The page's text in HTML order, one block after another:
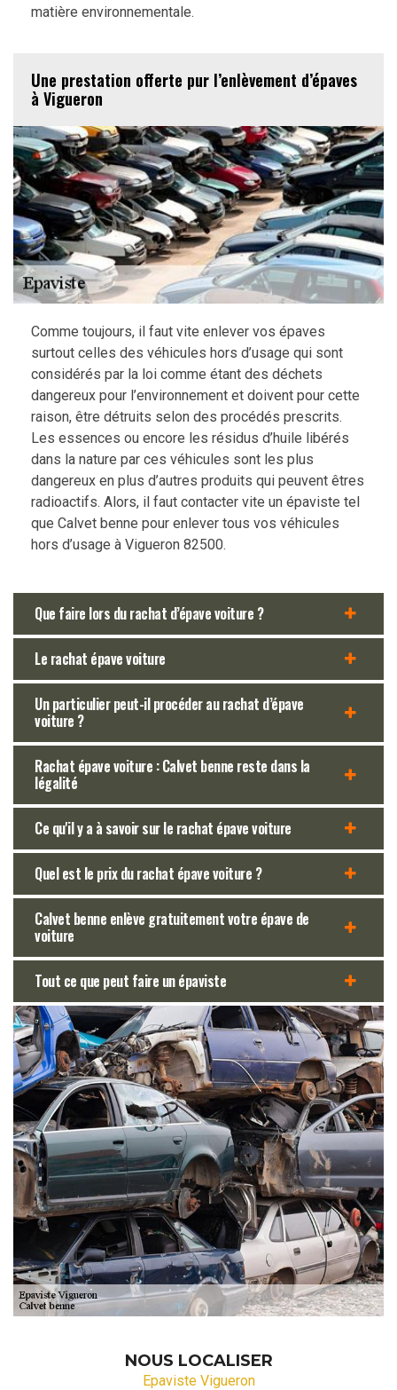
matière environnementale.
Une prestation offerte pur l’enlèvement d’épaves
à Vigueron
Comme toujours, il faut vite enlever vos épaves
surtout celles des véhicules hors d’usage qui sont
considérés par la loi comme étant des déchets
dangereux pour l’environnement et doivent pour cette
raison, être détruits selon des procédés prescrits.
Les essences ou encore les résidus d’huile libérés
dans la nature par ces véhicules sont les plus
dangereux en plus d’autres produits qui peuvent êtres
radioactifs. Alors, il faut contacter vite un épaviste tel
que Calvet benne pour enlever tous vos véhicules
hors d’usage à Vigueron 82500.
Que faire lors du rachat d’épave voiture ?
Le rachat épave voiture
Un particulier peut-il procéder au rachat d’épave
voiture ?
Rachat épave voiture : Calvet benne reste dans la
légalité
Ce qu'il y a à savoir sur le rachat épave voiture
Quel est le prix du rachat épave voiture ?
Calvet benne enlève gratuitement votre épave de
voiture
Tout ce que peut faire un épaviste
NOUS LOCALISER
Epaviste Vigueron